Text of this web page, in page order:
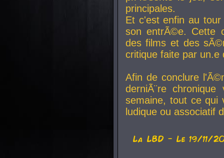
principales.
Et c'est enfin au
son entrÃ©e. Cette
des films et des
critique faite par
Afin de conclure
derniÃ¨re
semaine, tout ce qui
ludique ou associatif
La LBD - Le 19/11/